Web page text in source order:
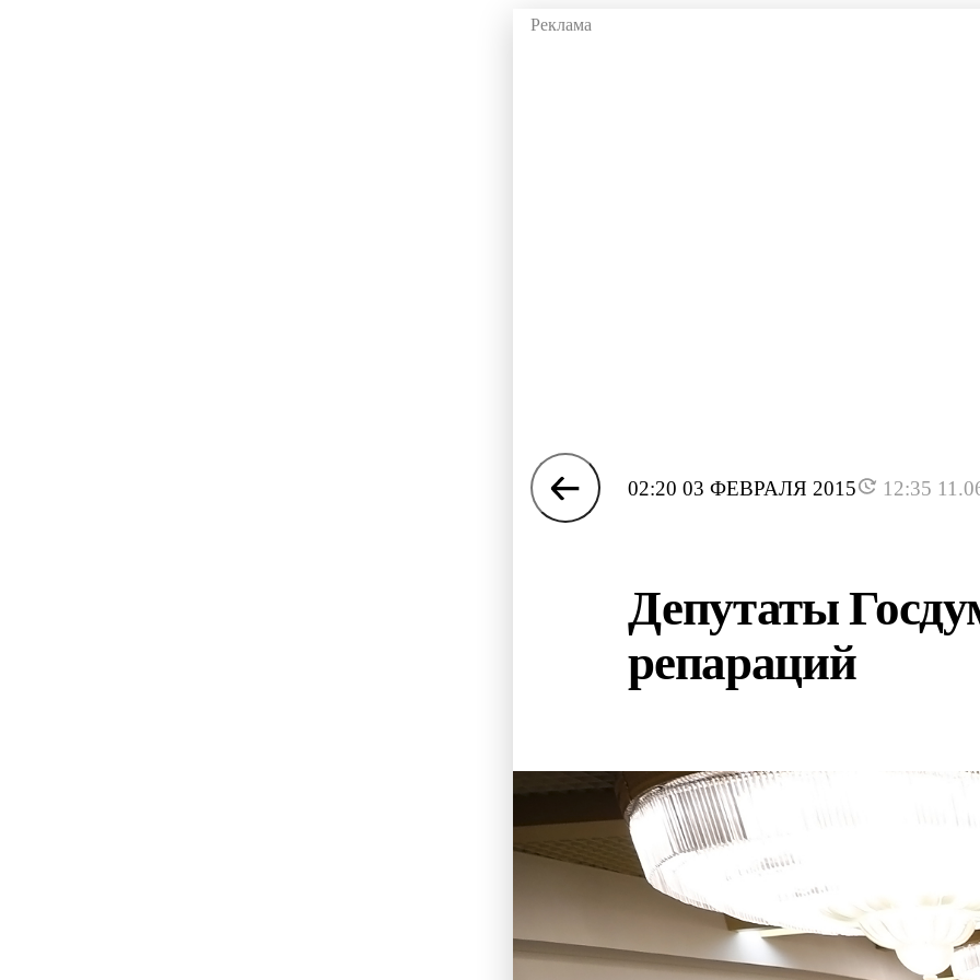
02:20 03 ФЕВРАЛЯ 2015 12:35
Депутаты
репараций